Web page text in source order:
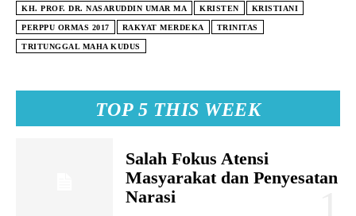
TOP 5 THIS WEEK
Salah Fokus Atensi
Masyarakat dan Penyesatan
Narasi
KH. PROF. DR. NASARUDDIN UMAR MA KRISTEN KRISTIANI
PERPPU ORMAS 2017 RAKYAT MERDEKA TRINITAS
TRITUNGGAL MAHA KUDUS